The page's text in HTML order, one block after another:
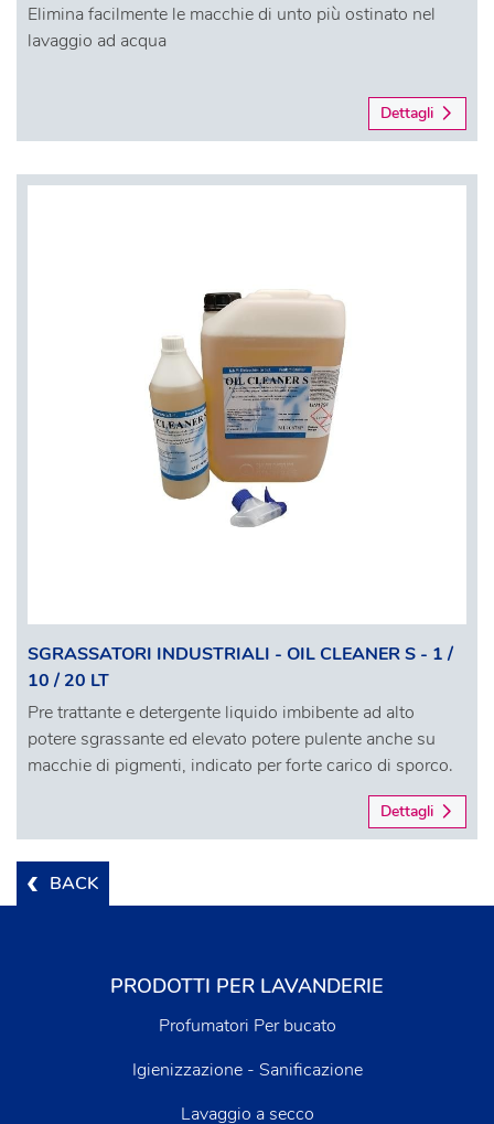
Elimina facilmente le macchie di unto più ostinato nel
lavaggio ad acqua
Dettagli
SGRASSATORI INDUSTRIALI - OIL CLEANER S - 1 /
10 / 20 LT
Pre trattante e detergente liquido imbibente ad alto
potere sgrassante ed elevato potere pulente anche su
macchie di pigmenti, indicato per forte carico di sporco.
Dettagli
BACK
PRODOTTI PER LAVANDERIE
Profumatori Per bucato
Igienizzazione - Sanificazione
Lavaggio a secco